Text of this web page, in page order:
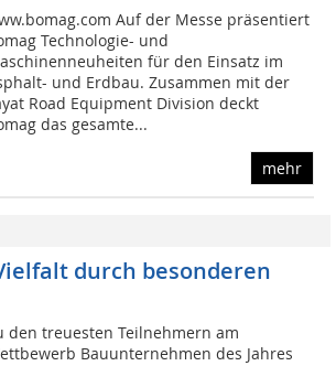
Auf der Messe präsentiert
Technologie- und
für den Einsatz im
und Erdbau. Zusammen mit der
Road Equipment Division deckt
das gesamte...
mehr
durch besonderen
den treuesten Teilnehmern am
Bauunternehmen des Jahres